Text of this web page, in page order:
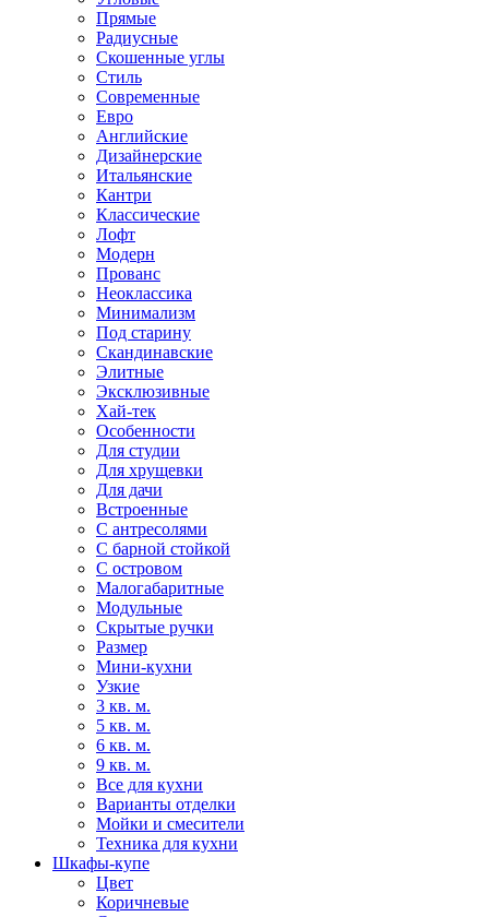
Прямые
Радиусные
Скошенные углы
Стиль
Современные
Евро
Английские
Дизайнерские
Итальянские
Кантри
Классические
Лофт
Модерн
Прованс
Неоклассика
Минимализм
Под старину
Скандинавские
Элитные
Эксклюзивные
Хай-тек
Особенности
Для студии
Для хрущевки
Для дачи
Встроенные
С антресолями
С барной стойкой
С островом
Малогабаритные
Модульные
Скрытые ручки
Размер
Мини-кухни
Узкие
3 кв. м.
5 кв. м.
6 кв. м.
9 кв. м.
Все для кухни
Варианты отделки
Мойки и смесители
Техника для кухни
Шкафы-купе
Цвет
Коричневые